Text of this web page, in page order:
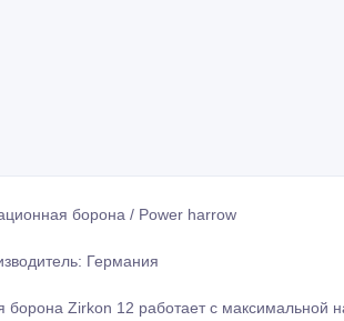
борона / Power harrow
Германия
борона Zirkon 12 работает с максимальной